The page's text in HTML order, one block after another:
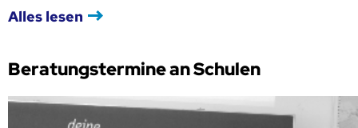
Alles lesen
Beratungstermine an Schulen